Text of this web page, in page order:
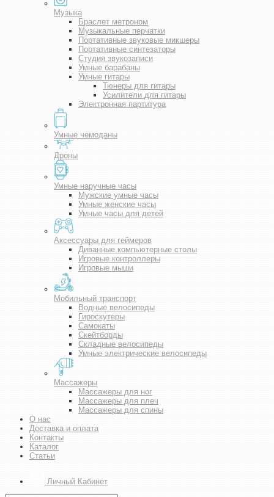
Музыка
Браслет метроном
Музыкальные перчатки
Портативные звуковые микшеры
Портативные синтезаторы
Студия звукозаписи
Умные барабаны
Умные гитары
Тюнеры для гитары
Усилители для гитары
Электронная партитура
Умные чемоданы
Дроны
Умные наручные часы
Мужские умные часы
Умные женские часы
Умные часы для детей
Аксессуары для геймеров
Диванные компьютерные столы
Игровые контроллеры
Игровые мыши
Мобильный транспорт
Водные велосипеды
Гироскутеры
Самокаты
Скейтборды
Складные велосипеды
Умные электрические велосипеды
Массажеры
Массажеры для ног
Массажеры для плеч
Массажеры для спины
О нас
Доставка и оплата
Контакты
Каталог
Статьи
Личный Кабинет